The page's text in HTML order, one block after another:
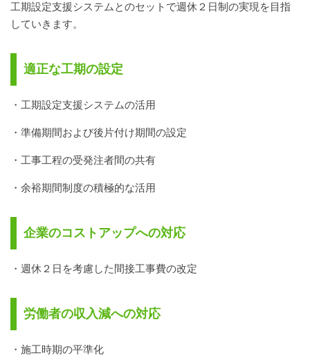
工期設定支援システムとのセットで週休２日制の実現を目指
していきます。
適正な工期の設定
・工期設定支援システムの活用
・準備期間および後片付け期間の設定
・工事工程の受発注者間の共有
・余裕期間制度の積極的な活用
企業のコストアップへの対応
・週休２日を考慮した間接工事費の改定
労働者の収入減への対応
・施工時期の平準化